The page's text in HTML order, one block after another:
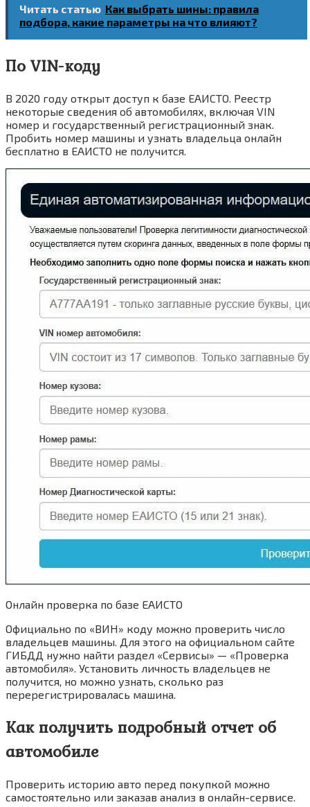
Читать статью Как выбрать шины: правила
подбора, какие параметры на что влияют?
По VIN-коду
В 2020 году открыт доступ к базе ЕАИСТО. Реестр
некоторые сведения об автомобилях, включая VIN
номер и государственный регистрационный знак.
Пробить номер машины и узнать владельца онлайн
бесплатно в ЕАИСТО не получится.
Онлайн проверка по базе ЕАИСТО
Официально по «ВИН» коду можно проверить число
владельцев машины. Для этого на официальном сайте
ГИБДД нужно найти раздел «Сервисы» — «Проверка
автомобиля». Установить личность владельцев не
получится, но можно узнать, сколько раз
перерегистрировалась машина.
Как получить подробный отчет об
автомобиле
Проверить историю авто перед покупкой можно
самостоятельно или заказав анализ в онлайн-сервисе.